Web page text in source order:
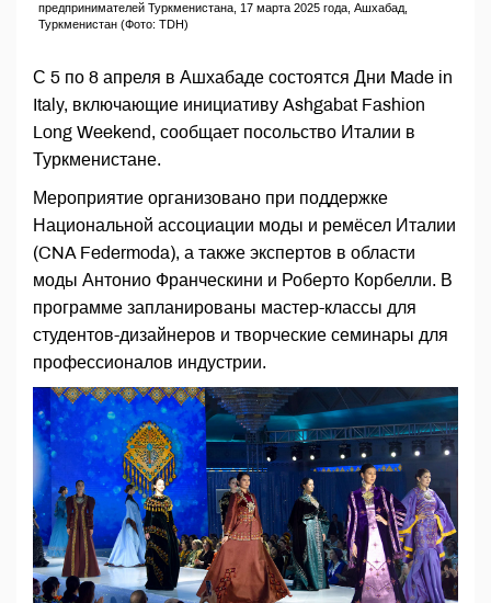
предпринимателей Туркменистана, 17 марта 2025 года, Ашхабад,
Туркменистан (Фото: TDH)
С 5 по 8 апреля в Ашхабаде состоятся Дни Made in
Italy, включающие инициативу Ashgabat Fashion
Long Weekend, сообщает посольство Италии в
Туркменистане.
Мероприятие организовано при поддержке
Национальной ассоциации моды и ремёсел Италии
(CNA Federmoda), а также экспертов в области
моды Антонио Франческини и Роберто Корбелли. В
программе запланированы мастер-классы для
студентов-дизайнеров и творческие семинары для
профессионалов индустрии.